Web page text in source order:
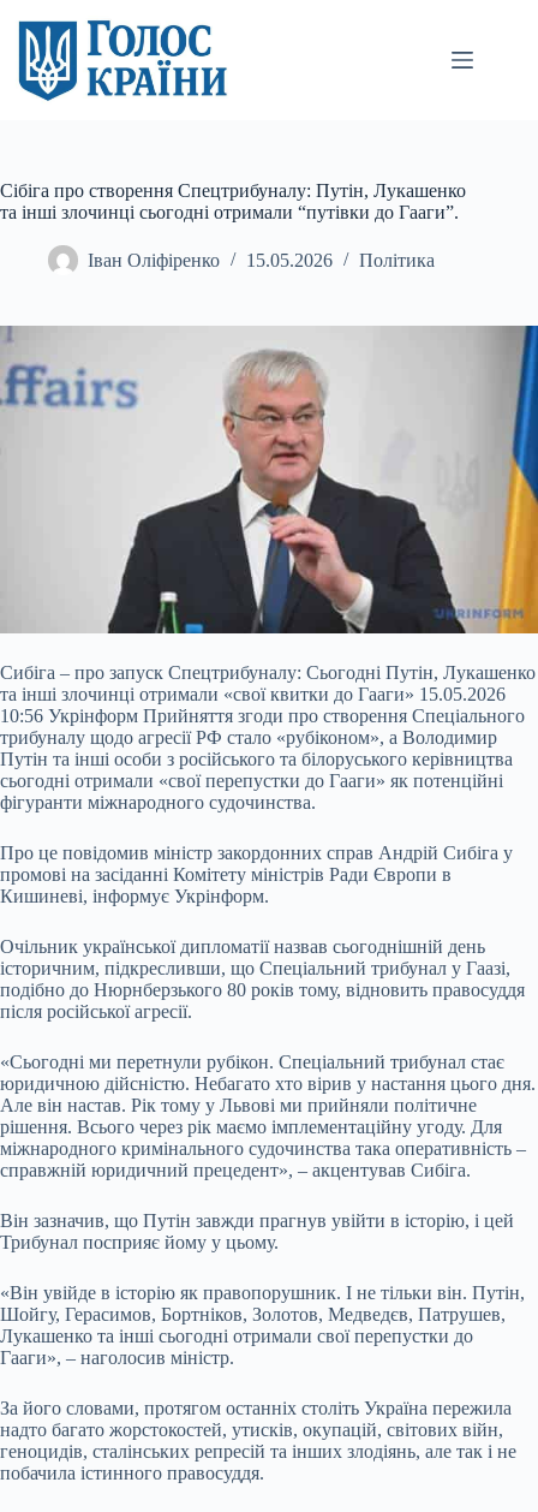
вмісту
Сібіга про створення Спецтрибуналу: Путін, Лукашенко
та інші злочинці сьогодні отримали “путівки до Гааги”.
Іван Оліфіренко 15.05.2026 Політика
Сибіга – про запуск Спецтрибуналу: Сьогодні Путін, Лукашенко
та інші злочинці отримали «свої квитки до Гааги» 15.05.2026
10:56 Укрінформ Прийняття згоди про створення Спеціального
трибуналу щодо агресії РФ стало «рубіконом», а Володимир
Путін та інші особи з російського та білоруського керівництва
сьогодні отримали «свої перепустки до Гааги» як потенційні
фігуранти міжнародного судочинства.
Про це повідомив міністр закордонних справ Андрій Сибіга у
промові на засіданні Комітету міністрів Ради Європи в
Кишиневі, інформує Укрінформ.
Очільник української дипломатії назвав сьогоднішній день
історичним, підкресливши, що Спеціальний трибунал у Гаазі,
подібно до Нюрнберзького 80 років тому, відновить правосуддя
після російської агресії.
«Сьогодні ми перетнули рубікон. Спеціальний трибунал стає
юридичною дійсністю. Небагато хто вірив у настання цього дня.
Але він настав. Рік тому у Львові ми прийняли політичне
рішення. Всього через рік маємо імплементаційну угоду. Для
міжнародного кримінального судочинства така оперативність –
справжній юридичний прецедент», – акцентував Сибіга.
Він зазначив, що Путін завжди прагнув увійти в історію, і цей
Трибунал посприяє йому у цьому.
«Він увійде в історію як правопорушник. І не тільки він. Путін,
Шойгу, Герасимов, Бортніков, Золотов, Медведєв, Патрушев,
Лукашенко та інші сьогодні отримали свої перепустки до
Гааги», – наголосив міністр.
За його словами, протягом останніх століть Україна пережила
надто багато жорстокостей, утисків, окупацій, світових війн,
геноцидів, сталінських репресій та інших злодіянь, але так і не
побачила істинного правосуддя.